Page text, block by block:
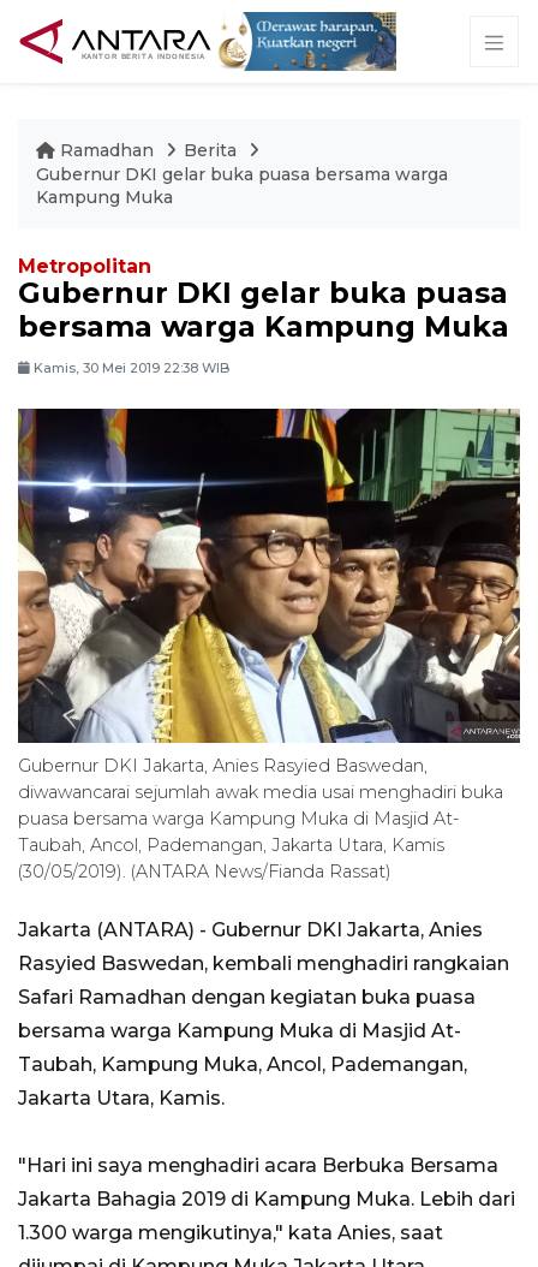
Ramadhan
Berita
Gubernur DKI gelar buka puasa bersama warga
Kampung Muka
Metropolitan
Gubernur DKI gelar buka puasa
bersama warga Kampung Muka
Kamis, 30 Mei 2019 22:38 WIB
Gubernur DKI Jakarta, Anies Rasyied Baswedan,
diwawancarai sejumlah awak media usai menghadiri buka
puasa bersama warga Kampung Muka di Masjid At-
Taubah, Ancol, Pademangan, Jakarta Utara, Kamis
(30/05/2019). (ANTARA News/Fianda Rassat)
Jakarta (ANTARA) - Gubernur DKI Jakarta, Anies
Rasyied Baswedan, kembali menghadiri rangkaian
Safari Ramadhan dengan kegiatan buka puasa
bersama warga Kampung Muka di Masjid At-
Taubah, Kampung Muka, Ancol, Pademangan,
Jakarta Utara, Kamis.
"Hari ini saya menghadiri acara Berbuka Bersama
Jakarta Bahagia 2019 di Kampung Muka. Lebih dari
1.300 warga mengikutinya," kata Anies, saat